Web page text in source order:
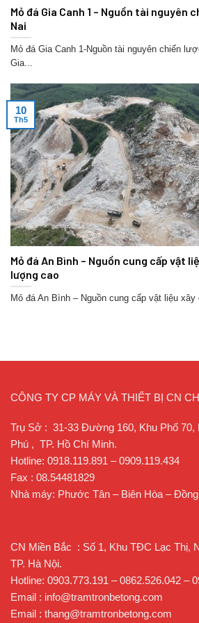
Mỏ đá Gia Canh 1 – Nguồn tài nguyên
Nai
Mỏ đá Gia Canh 1-Nguồn tài nguyên chiến
Gia...
Mỏ đá An Bình – Nguồn cung cấp vật
lượng cao
Mỏ đá An Bình – Nguồn cung cấp vật liệu
10
Th5
CÔNG TY CP MÁY VÀ THIẾT BỊ CN
Trụ Sở : 31-33 Đường 160, Khu Phố 70,
Phú , TP. Hồ Chí Minh.
Hotline: 0918.119.891 – 0909.119.434
Fax : 08.54481829
Nhà máy: Phước Tân – Biên Hòa –
CN Miền Bắc : Số 1, Khu TĐC Lạc Thị,
TP. Hà Nội.
Hotline: 0903.773.191 – 0862.526.042 –
Email : info@tramtronbetong.com
Email : thang@tramtronbetong.com